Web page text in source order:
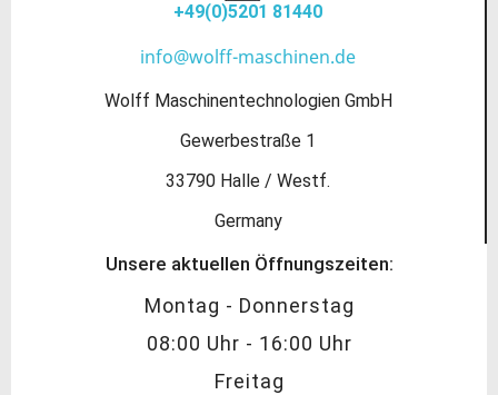
+49(0)5201 81440
info@wolff-maschinen.de
Wolff Maschinentechnologien GmbH
Gewerbestraße 1
33790 Halle / Westf.
Germany
Unsere aktuellen Öffnungszeiten:
Montag - Donnerstag
08:00 Uhr - 16:00 Uhr
Freitag